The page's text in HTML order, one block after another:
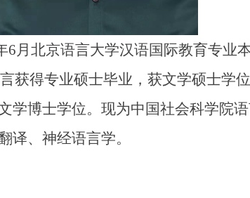
月北京语言大学汉语国际教育专业
获得专业硕士毕业，获文学硕士学
学博士学位。现为中国社会科学院
译、神经语言学。